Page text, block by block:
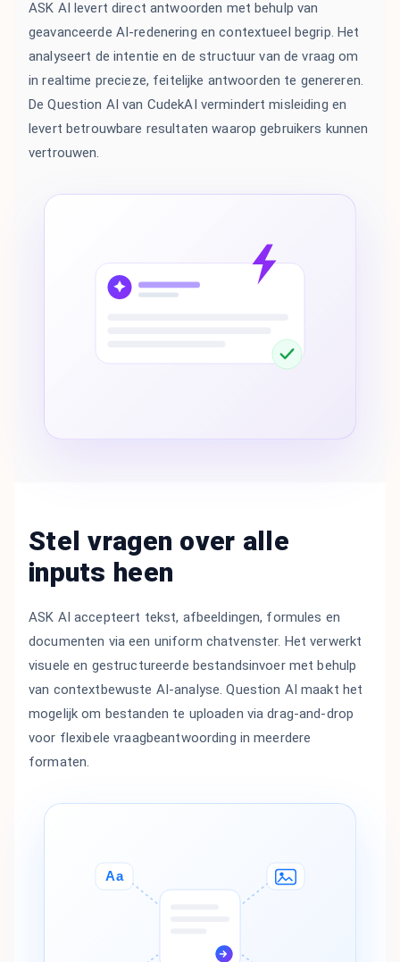
ASK AI levert direct antwoorden met behulp van
geavanceerde AI-redenering en contextueel begrip. Het
analyseert de intentie en de structuur van de vraag om
in realtime precieze, feitelijke antwoorden te genereren.
De Question AI van CudekAI vermindert misleiding en
levert betrouwbare resultaten waarop gebruikers kunnen
vertrouwen.
Stel vragen over alle
inputs heen
ASK AI accepteert tekst, afbeeldingen, formules en
documenten via een uniform chatvenster. Het verwerkt
visuele en gestructureerde bestandsinvoer met behulp
van contextbewuste AI-analyse. Question AI maakt het
mogelijk om bestanden te uploaden via drag-and-drop
voor flexibele vraagbeantwoording in meerdere
formaten.
Aa